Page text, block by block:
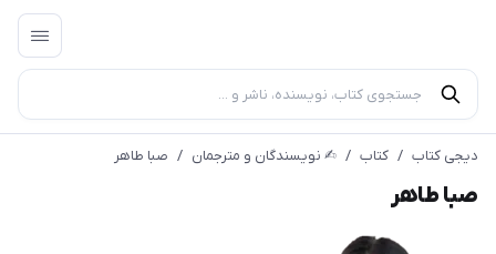
دیجی کتاب / کتاب / ✍︎ نویسندگان و مترجمان / صبا طاهر
صبا طاهر